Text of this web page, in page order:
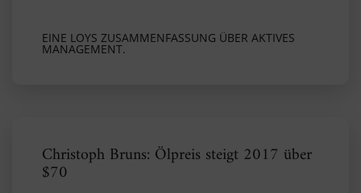
EINE LOYS ZUSAMMENFASSUNG ÜBER AKTIVES
MANAGEMENT.
Christoph Bruns: Ölpreis steigt 2017 über
$70